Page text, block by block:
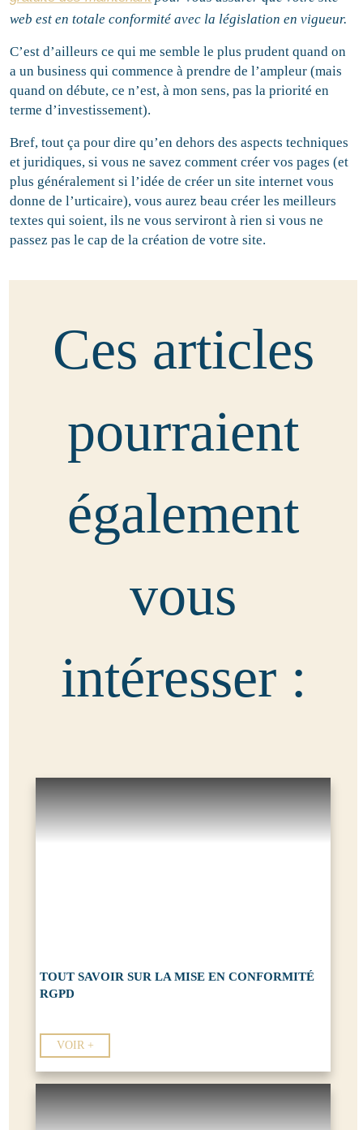
web est en totale conformité avec la législation en vigueur.
C’est d’ailleurs ce qui me semble le plus prudent quand on
a un business qui commence à prendre de l’ampleur (mais
quand on débute, ce n’est, à mon sens, pas la priorité en
terme d’investissement).
Bref, tout ça pour dire qu’en dehors des aspects techniques
et juridiques, si vous ne savez comment créer vos pages (et
plus généralement si l’idée de créer un site internet vous
donne de l’urticaire), vous aurez beau créer les meilleurs
textes qui soient, ils ne vous serviront à rien si vous ne
passez pas le cap de la création de votre site.
Ces articles
pourraient
également
vous
intéresser :
TOUT SAVOIR SUR LA MISE EN CONFORMITÉ
RGPD
VOIR +